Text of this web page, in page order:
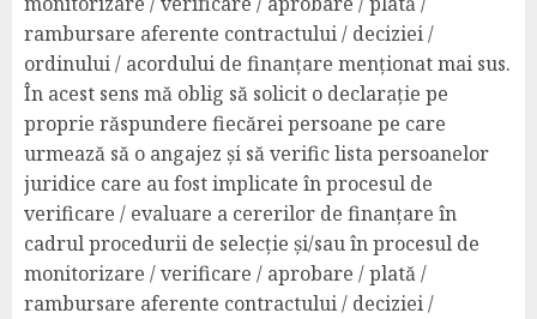
rambursare aferente contractului / deciziei /
ordinului / acordului de finanțare menționat mai sus.
În acest sens mă oblig să solicit o declarație pe
proprie răspundere fiecărei persoane pe care
urmează să o angajez și să verific lista persoanelor
juridice care au fost implicate în procesul de
verificare / evaluare a cererilor de finanțare în
cadrul procedurii de selecție și/sau în procesul de
monitorizare / verificare / aprobare / plată /
rambursare aferente contractului / deciziei /